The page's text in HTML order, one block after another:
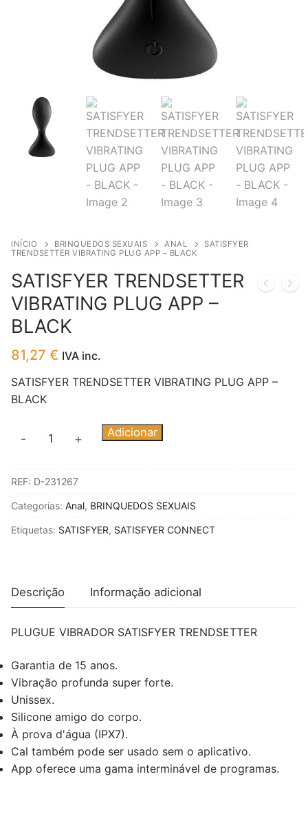
INÍCIO BRINQUEDOS SEXUAIS ANAL
SATISFYER
TRENDSETTER VIBRATING PLUG APP – BLACK
SATISFYER TRENDSETTER
VIBRATING PLUG APP –
BLACK
81,27 € IVA inc.
SATISFYER TRENDSETTER VIBRATING PLUG APP –
BLACK
Quantidade
TRENDSETTER
VIBRATING
APP
- + Adicionar
REF: D-231267
Categorias: Anal, BRINQUEDOS SEXUAIS
Etiquetas: SATISFYER, SATISFYER CONNECT
Descrição Informação adicional
PLUGUE VIBRADOR SATISFYER TRENDSETTER
Garantia de 15 anos.
Vibração profunda super forte.
Unissex.
Silicone amigo do corpo.
À prova d'água (IPX7).
Cal também pode ser usado sem o aplicativo.
App oferece uma gama interminável de programas.